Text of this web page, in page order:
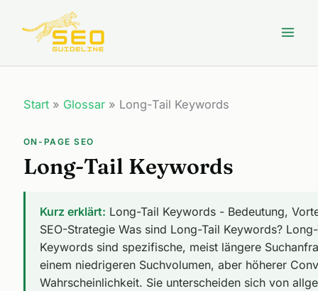
Inhalt
Start» Glossar» Long-Tail Keywords
ON-PAGE SEO
Long-Tail Keywords
Kurz erklärt: Long-Tail Keywords - Bedeutung,
SEO-Strategie Was sind Long-Tail Keywords?
Keywords sind spezifische, meist längere
einem niedrigeren Suchvolumen, aber höherer
Wahrscheinlichkeit. Sie unterscheiden sich von